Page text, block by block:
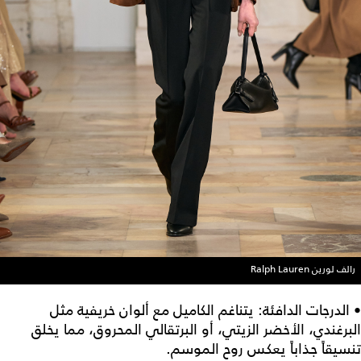
رالف لورين Ralph Lauren
• الدرجات الدافئة: يتناغم الكاميل مع ألوان خريفية مثل
البرغندي، الأخضر الزيتي، أو البرتقالي المحروق، مما يخلق
تنسيقاً جذاباً يعكس روح الموسم.